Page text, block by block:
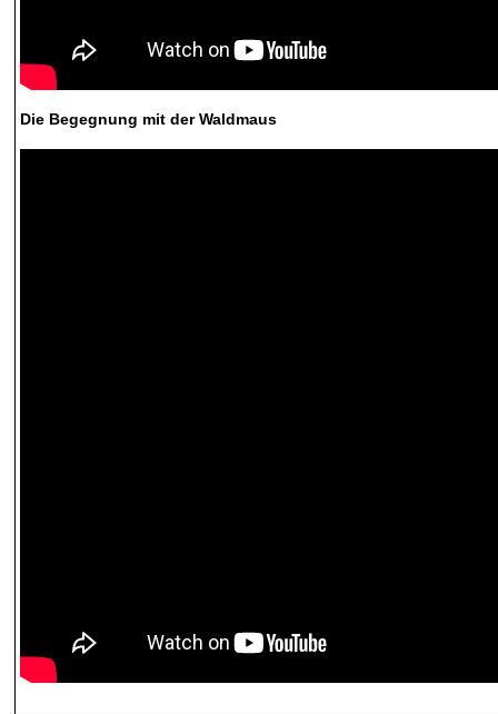
Die Begegnung mit der Waldmaus